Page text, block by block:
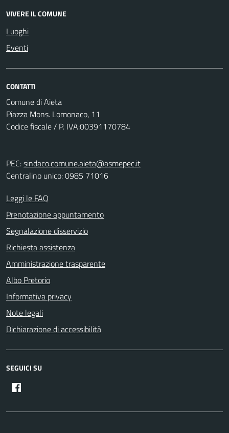
VIVERE IL COMUNE
Luoghi
Eventi
CONTATTI
Comune di Aieta
Piazza Mons. Lomonaco, 11
Codice fiscale / P. IVA:00391170784
PEC:sindaco.comune.aieta@asmepec.it
Centralino unico: 0985 71016
Leggi le FAQ
Prenotazione appuntamento
Segnalazione disservizio
Richiesta assistenza
Amministrazione trasparente
Albo Pretorio
Informativa privacy
Note legali
Dichiarazione di accessibilità
SEGUICI SU